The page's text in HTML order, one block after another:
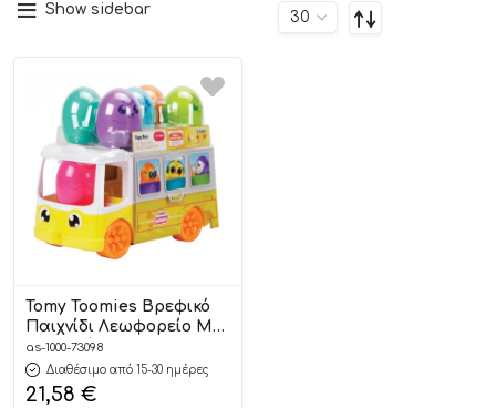
Show sidebar
Tomy Toomies Βρεφικό
Παιχνίδι Λεωφορείο Με
Αυγουλάκια 12m+, As
Company
as-1000-73098
Διαθέσιμο από 15-30 ημέρες
21,58 €